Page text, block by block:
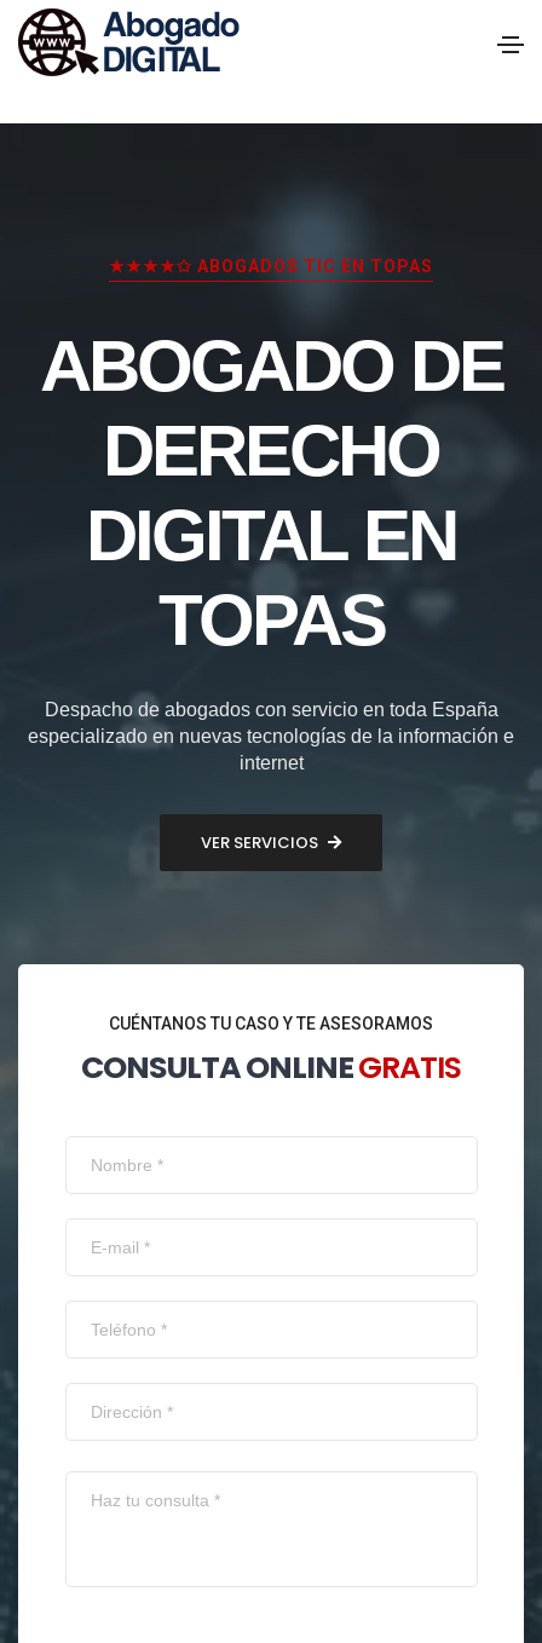
★★★★✩ ABOGADOS TIC EN TOPAS
ABOGADO DE
DERECHO
DIGITAL EN
TOPAS
Despacho de abogados con servicio en toda España
especializado en nuevas tecnologías de la información e
internet
VER SERVICIOS
CUÉNTANOS TU CASO Y TE ASESORAMOS
CONSULTA ONLINEGRATIS